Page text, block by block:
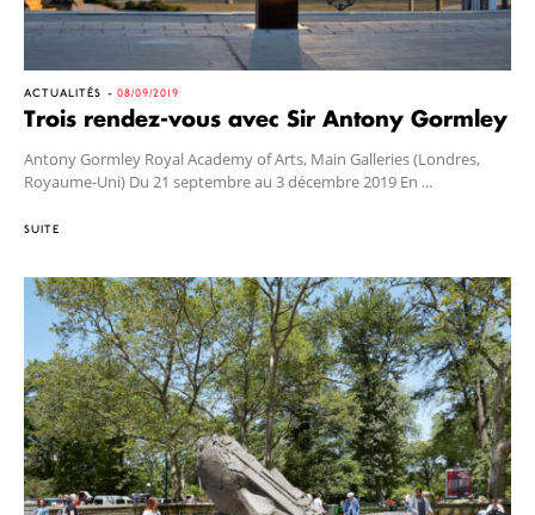
ACTUALITÉS 08/09/2019
Trois rendez-vous avec Sir Antony Gormley
Antony Gormley Royal Academy of Arts, Main Galleries (Londres,
Royaume-Uni) Du 21 septembre au 3 décembre 2019 En ...
SUITE